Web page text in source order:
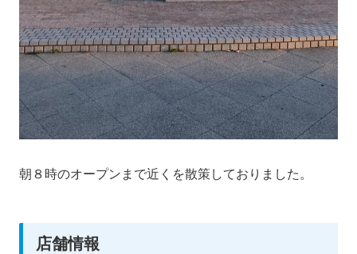
朝８時のオープンまで近くを散策しておりました。
店舗情報